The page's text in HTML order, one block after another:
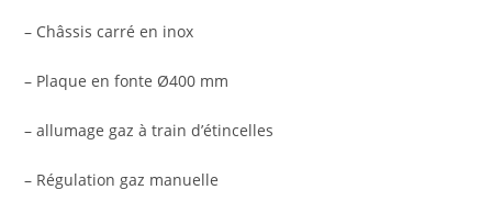
D40
– Châssis carré en inox
– Plaque en fonte Ø400 mm
– allumage gaz à train d’étincelles
– Régulation gaz manuelle